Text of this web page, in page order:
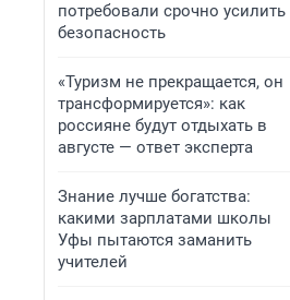
потребовали срочно усилить
безопасность
«Туризм не прекращается, он
трансформируется»: как
россияне будут отдыхать в
августе — ответ эксперта
Знание лучше богатства:
какими зарплатами школы
Уфы пытаются заманить
учителей